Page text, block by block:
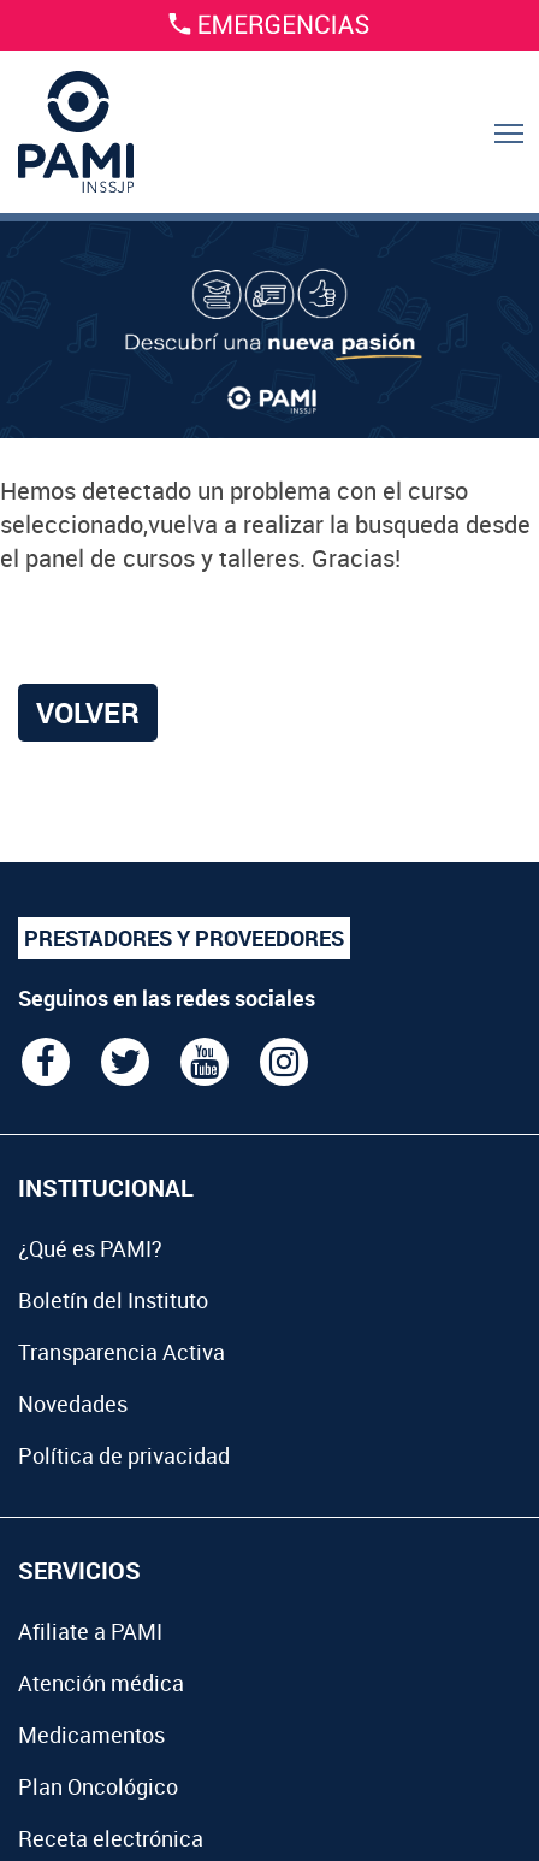
Hemos detectado un problema con el curso
seleccionado,vuelva a realizar la busqueda desde
el panel de cursos y talleres. Gracias!
VOLVER
PRESTADORES Y PROVEEDORES
Seguinos en las redes sociales
INSTITUCIONAL
¿Qué es PAMI?
Boletín del Instituto
Transparencia Activa
Novedades
Política de privacidad
SERVICIOS
Afiliate a PAMI
Atención médica
Medicamentos
Plan Oncológico
Receta electrónica